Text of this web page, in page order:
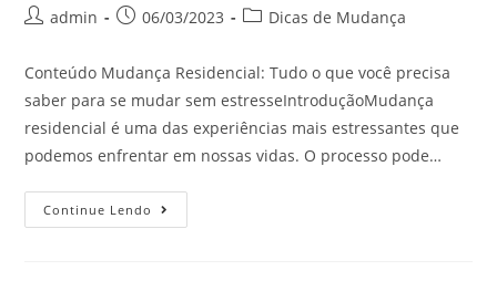
admin 06/03/2023 Dicas de Mudança
Conteúdo Mudança Residencial: Tudo o que você precisa
saber para se mudar sem estresseIntroduçãoMudança
residencial é uma das experiências mais estressantes que
podemos enfrentar em nossas vidas. O processo pode…
Continue Lendo